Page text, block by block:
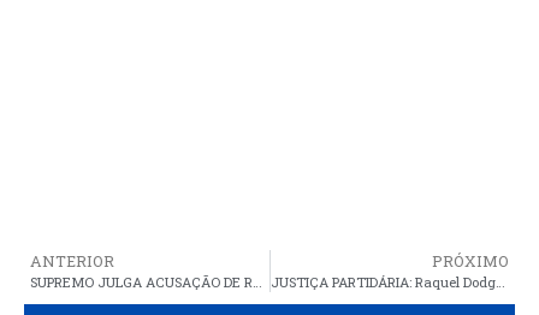
ANTERIOR
SUPREMO JULGA ACUSAÇÃO DE RACISMO CONTRA BOLSONARO
PRÓXIMO
JUSTIÇA PARTIDÁRIA: Raquel Dodge pede arquivamento de inquérito contra Aécio no STF